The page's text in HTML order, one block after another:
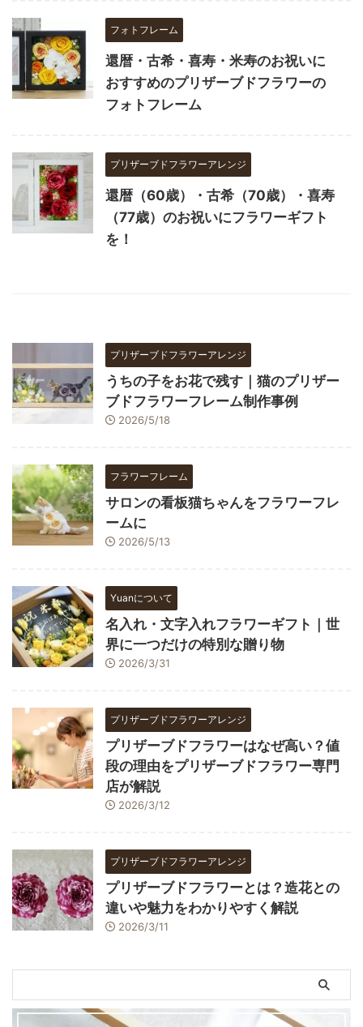
フォトフレーム
還暦・古希・喜寿・米寿のお祝いに
おすすめのプリザーブドフラワーの
フォトフレーム
プリザーブドフラワーアレンジ
還暦（60歳）・古希（70歳）・喜寿
（77歳）のお祝いにフラワーギフト
を！
プリザーブドフラワーアレンジ
うちの子をお花で残す｜猫のプリザー
ブドフラワーフレーム制作事例
2026/5/18
フラワーフレーム
サロンの看板猫ちゃんをフラワーフレ
ームに
2026/5/13
Yuanについて
名入れ・文字入れフラワーギフト｜世
界に一つだけの特別な贈り物
2026/3/31
プリザーブドフラワーアレンジ
プリザーブドフラワーはなぜ高い？値
段の理由をプリザーブドフラワー専門
店が解説
2026/3/12
プリザーブドフラワーアレンジ
プリザーブドフラワーとは？造花との
違いや魅力をわかりやすく解説
2026/3/11